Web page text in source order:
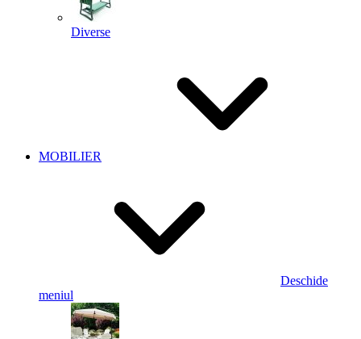
Diverse
MOBILIER
Deschide
meniul